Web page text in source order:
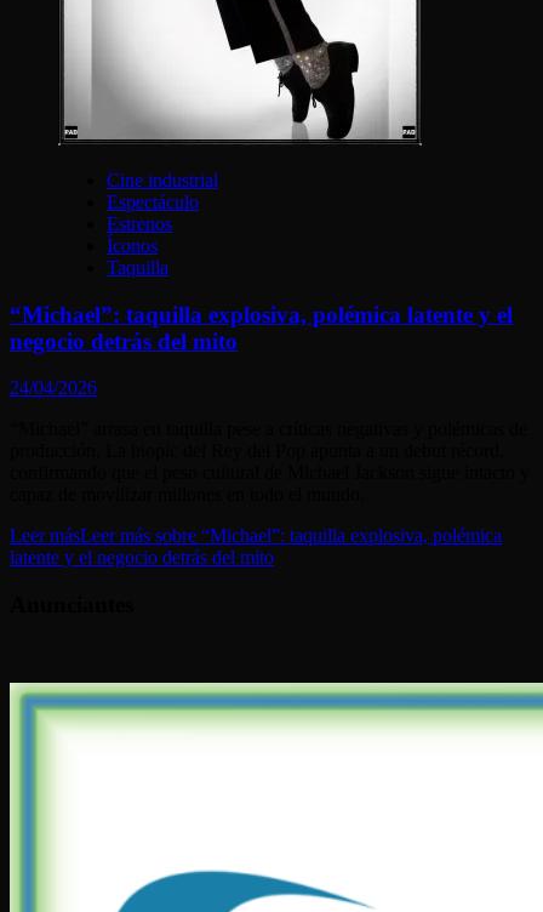
Cine industrial
Espectáculo
Estrenos
Íconos
Taquilla
“Michael”: taquilla explosiva, polémica latente y el
negocio detrás del mito
24/04/2026
Leer másLeer más sobre “Michael”: taquilla explosiva, polémica
latente y el negocio detrás del mito